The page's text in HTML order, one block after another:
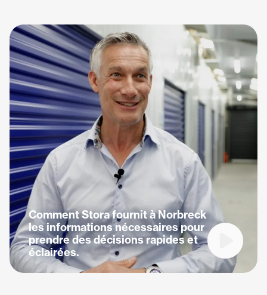
Comment Stora fournit à Norbreck
les informations nécessaires pour
prendre des décisions rapides et
éclairées.
Lire la